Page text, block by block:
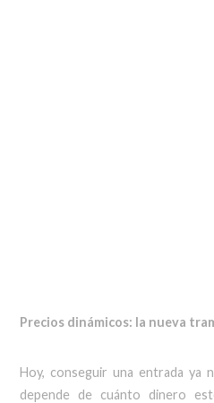
Precios dinámicos: la nueva
Hoy, conseguir una entrada ya
depende de cuánto dinero